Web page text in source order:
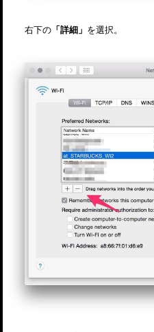
右下の「詳細」 を選択。